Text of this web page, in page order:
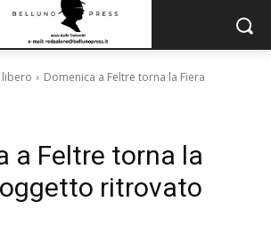
Domenica a Feltre torna la Fiera
a Feltre torna la
ritrovato